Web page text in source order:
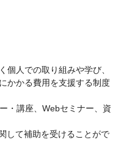
人での取り組みや学び、
かかる費用を支援する制度
講座、Webセミナー、資
補助を受けることがで